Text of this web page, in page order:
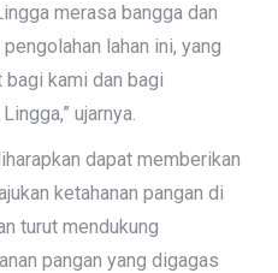
merasa bangga dan
lahan ini, yang
kami dan bagi
ujarnya.
dapat memberikan
ketahanan pangan di
turut mendukung
pangan yang digagas